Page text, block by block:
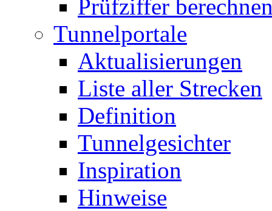
Prüfziffer
Tunnelportale
Aktualisierungen
Liste aller Strecken
Definition
Tunnelgesichter
Inspiration
Hinweise